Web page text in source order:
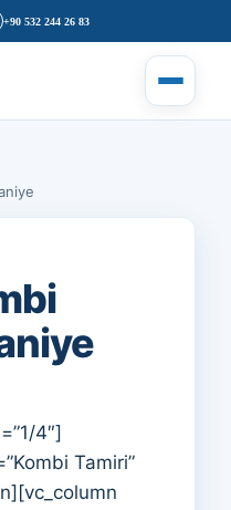
+90 532 244 26 83
4″]
Tamiri”